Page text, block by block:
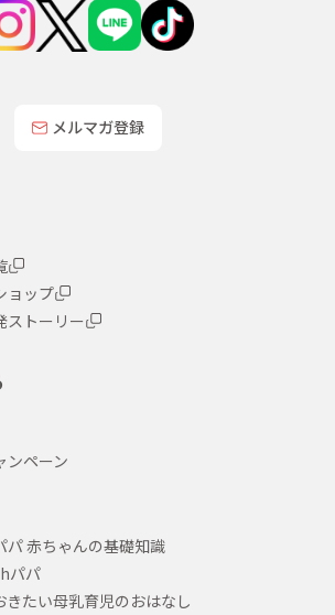
メルマガ登録
ョップ
ストーリー
ンペーン
パ 赤ちゃんの基礎知識
パパ
きたい母乳育児のおはなし